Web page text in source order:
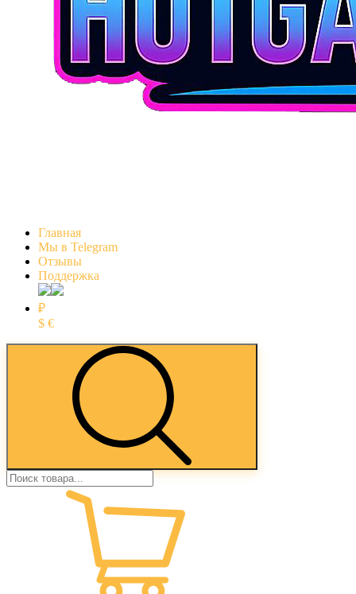
Главная
Мы в Telegram
Отзывы
Поддержка
₽
$ €